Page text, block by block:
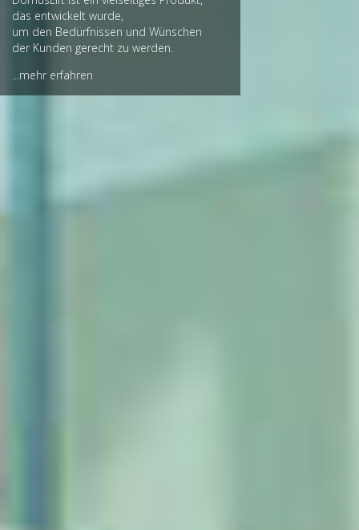
selbst in bestehenden Gebäuden,
die unter Denkmalschutz stehen oder